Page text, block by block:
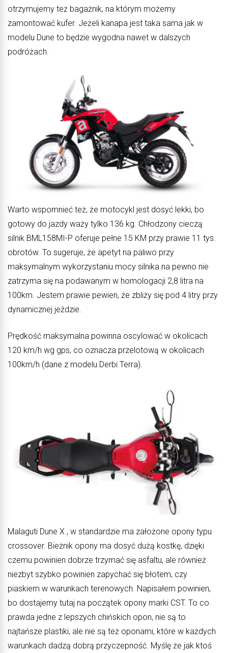
otrzymujemy też bagażnik, na którym możemy
zamontować kufer. Jeżeli kanapa jest taka sama jak w
modelu Dune to będzie wygodna nawet w dalszych
podróżach.
Warto wspomnieć też, że motocykl jest dosyć lekki, bo
gotowy do jazdy waży tylko 136 kg. Chłodzony cieczą
silnik BML158MI-P oferuje pełne 15 KM przy prawie 11 tys.
obrotów. To sugeruje, że apetyt na paliwo przy
maksymalnym wykorzystaniu mocy silnika na pewno nie
zatrzyma się na podawanym w homologacji 2,8 litra na
100km. Jestem prawie pewien, że zbliży się pod 4 litry przy
dynamicznej jeździe.
Prędkość maksymalna powinna oscylować w okolicach
120 km/h wg gps, co oznacza przelotową w okolicach
100km/h (dane z modelu Derbi Terra).
Malaguti Dune X , w standardzie ma założone opony typu
crossover. Bieżnik opony ma dosyć dużą kostkę, dzięki
czemu powinien dobrze trzymać się asfaltu, ale również
niezbyt szybko powinien zapychać się błotem, czy
piaskiem w warunkach terenowych. Napisałem powinien,
bo dostajemy tutaj na początek opony marki CST. To co
prawda jedne z lepszych chińskich opon, nie są to
najtańsze plastiki, ale nie są też oponami, które w każdych
warunkach dadzą dobrą przyczepność. Myślę że jak ktoś